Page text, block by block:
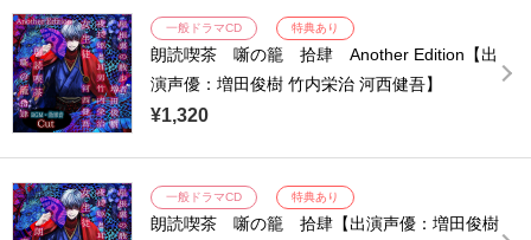
一般ドラマCD 特典あり
朗読喫茶 噺の籠 拾肆 Another Edition【出
演声優：増田俊樹 竹内栄治 河西健吾】
¥1,320
一般ドラマCD 特典あり
朗読喫茶 噺の籠 拾肆【出演声優：増田俊樹